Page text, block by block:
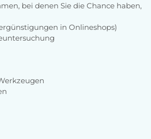
bei denen Sie die Chance haben,
in Onlineshops)